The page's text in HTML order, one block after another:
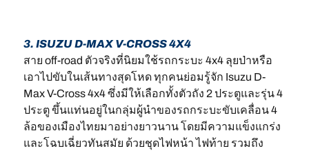
3. ISUZU D-MAX V-CROSS 4X4
สาย off-road ตัวจริงที่นิยมใช้รถกระบะ 4x4 ลุยป่าหรือ
เอาไปขับในเส้นทางสุดโหด ทุกคนย่อมรู้จัก Isuzu D-
Max V-Cross 4x4 ซึ่งมีให้เลือกทั้งตัวถัง 2 ประตูและรุ่น 4
ประตู ขึ้นแท่นอยู่ในกลุ่มผู้นำของรถกระบะขับเคลื่อน 4
ล้อของเมืองไทยมาอย่างยาวนาน โดยมีความแข็งแกร่ง
และโฉบเฉี่ยวทันสมัย ด้วยชุดไฟหน้า ไฟท้าย รวมถึง